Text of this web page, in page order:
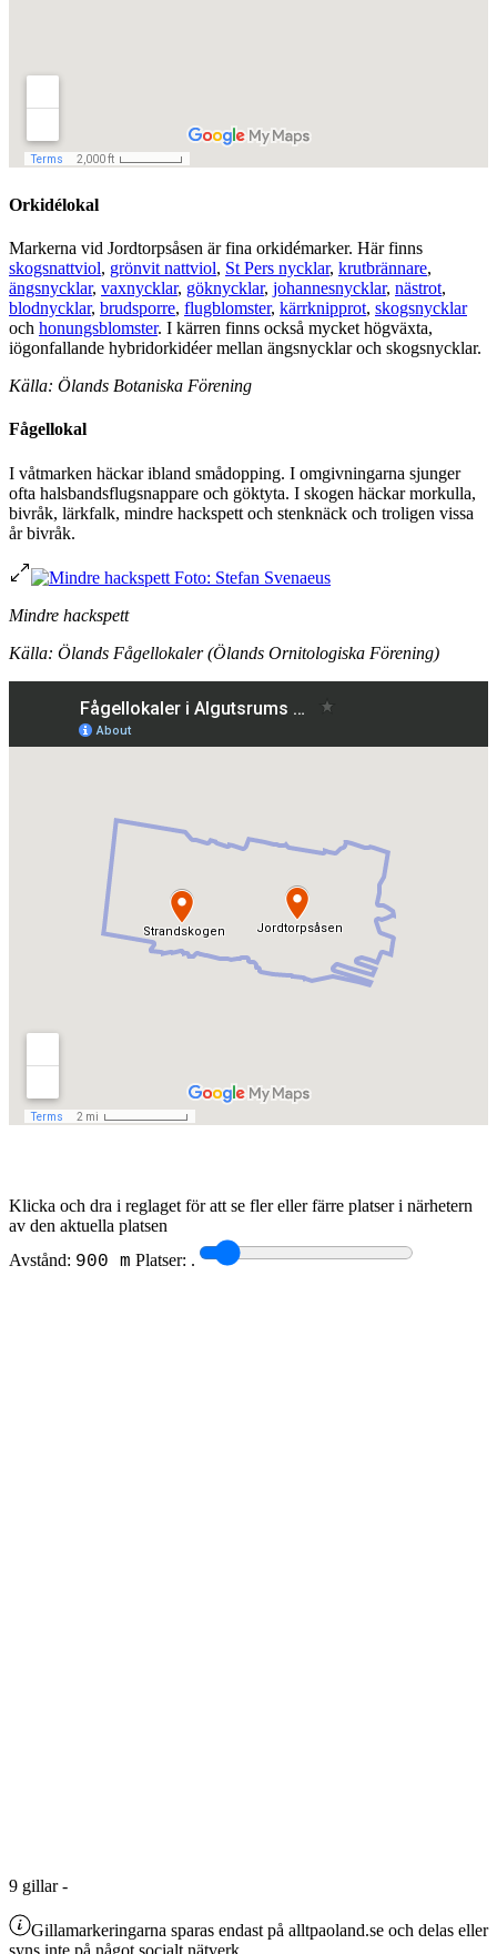
Orkidélokal
Markerna vid Jordtorpsåsen är fina orkidémarker. Här finns
skogsnattviol, grönvit nattviol, St Pers nycklar, krutbrännare,
ängsnycklar, vaxnycklar, göknycklar, johannesnycklar, nästrot,
blodnycklar, brudsporre, flugblomster, kärrknipprot, skogsnycklar
och honungsblomster. I kärren finns också mycket högväxta,
iögonfallande hybridorkidéer mellan ängsnycklar och skogsnycklar.
Källa: Ölands Botaniska Förening
Fågellokal
I våtmarken häckar ibland smådopping. I omgivningarna sjunger
ofta halsbandsflugsnappare och göktyta. I skogen häckar morkulla,
bivråk, lärkfalk, mindre hackspett och stenknäck och troligen vissa
år bivråk.
Mindre hackspett
Källa: Ölands Fågellokaler (Ölands Ornitologiska Förening)
Klicka och dra i reglaget för att se fler eller färre platser i närhetern
av den aktuella platsen
Avstånd: 900 m Platser: .
9 gillar-
Gillamarkeringarna sparas endast på alltpaoland.se och delas eller